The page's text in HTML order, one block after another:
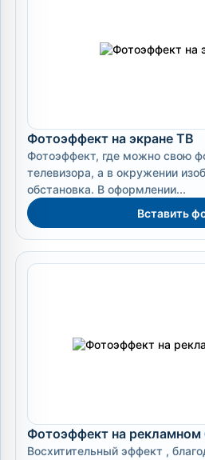
Фотоэффект на экране ТВ
Фотоэффект, где можно свою
телевизора, а в окружении
обстановка. В оформлении...
Вставить
Фотоэффект на рекламном
Восхитительный эффект ,